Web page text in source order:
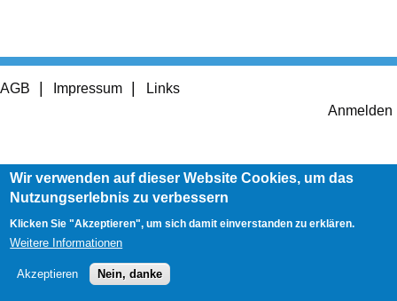
Footer
AGB Impressum Links
Anmelden
Wir verwenden auf dieser Website Cookies, um das
Nutzungserlebnis zu verbessern
Klicken Sie "Akzeptieren", um sich damit einverstanden zu erklären.
Weitere Informationen
Akzeptieren Nein, danke